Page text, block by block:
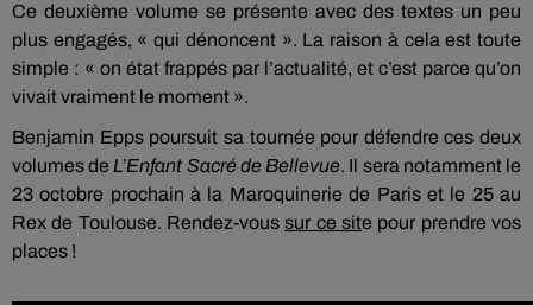
Ce deuxième volume se présente avec des textes un peu
plus engagés, « qui dénoncent ». La raison à cela est toute
simple : « on état frappés par l’actualité, et c’est parce qu’on
vivait vraiment le moment ».
Benjamin Epps poursuit sa tournée pour défendre ces deux
volumes de L’Enfant Sacré de Bellevue. Il sera notamment le
23 octobre prochain à la Maroquinerie de Paris et le 25 au
Rex de Toulouse. Rendez-voussur ce site pour prendre vos
places !